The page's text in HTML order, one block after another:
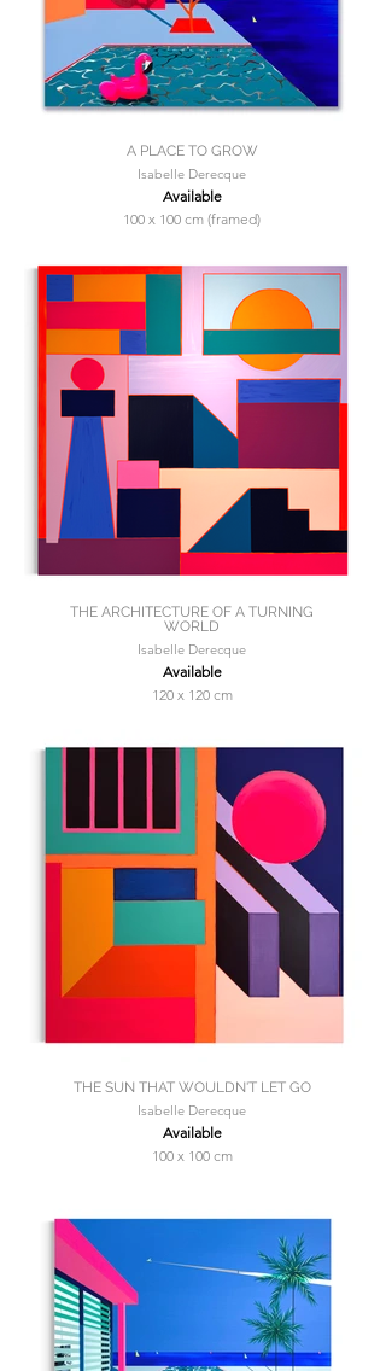
A PLACE TO GROW
Isabelle Derecque
Available
100 x 100 cm (framed)
THE ARCHITECTURE OF A TURNING
WORLD
Isabelle Derecque
Available
120 x 120 cm
THE SUN THAT WOULDN'T LET GO
Isabelle Derecque
Available
100 x 100 cm